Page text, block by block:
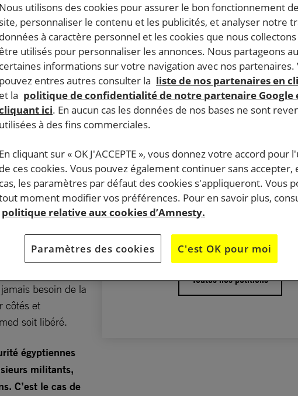
Baqer a été libéré
à nos
El-Baqer a été
d’appel n’est
pas les
besoin de la
côtés et
soit libéré.
égyptiennes
militants,
C’est le cas de
SIGNEZ LA PÉTITION
Liberté pour Mohamed !
Cette pétition est terminée
, merci pour
soutien.
N’hésitez pas à signer une des autres
Toutes nos pétitions
Nous utilisons des cookies pour assurer le bon fonctionnement
site, personnaliser le contenu et les publicités, et analyser notre
données à caractère personnel et les cookies que nous
être utilisés pour personnaliser les annonces. Nous partageons
certaines informations sur votre navigation avec nos partenaires.
pouvez entres autres consulter la liste de nos partenaires en
et la politique de confidentialité de notre partenaire Google
ici. En aucun cas les données de nos bases ne sont
utilisées à des fins commerciales.
En cliquant sur « OK J'ACCEPTE », vous donnez votre accord pour
de ces cookies. Vous pouvez également continuer sans accepter,
cas, les paramètres par défaut des cookies s'appliqueront. Vous
moment modifier vos préférences. Pour en savoir plus,
politique relative aux cookies d’Amnesty.
Paramètres des cookies C'est OK pour moi